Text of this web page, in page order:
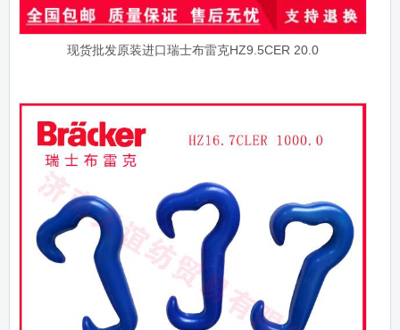
现货批发原装进口瑞士布雷克HZ9.5CER 20.0